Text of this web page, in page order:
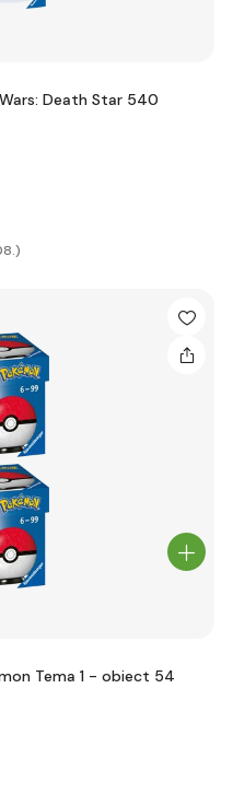
Death Star 540
Tema 1 - obiect 54